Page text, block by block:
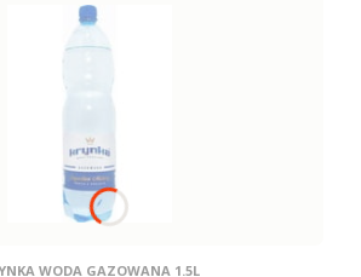
WODA GAZOWANA 1.5L